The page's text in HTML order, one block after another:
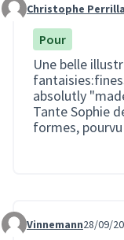
Commentaire 2180
Christophe
Pour
Une belle
absolutly
Tante Sophie
formes,
Commentaire 2207
Vinnemann28/09/